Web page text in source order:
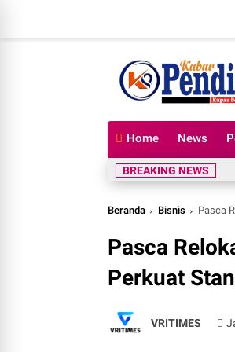
Home News
BREAKING NEWS
Beranda Bisnis Pasca
Pasca
Perkuat
VRITIMES